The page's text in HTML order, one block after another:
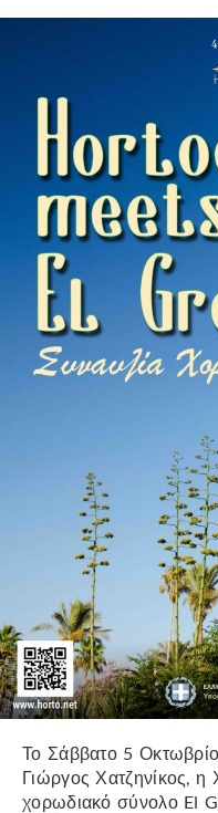
Το Σάββατο 5
Γιώργος Χατζηνίκος,
χορωδιακό σύνολο El